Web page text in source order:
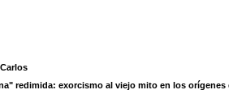
redimida: exorcismo al viejo mito en los orígenes